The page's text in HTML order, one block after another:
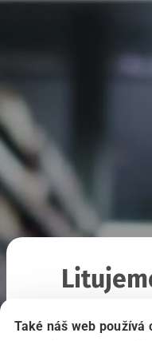
Také náš web používá